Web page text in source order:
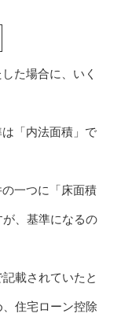
た場合に、いく
「内法面積」で
一つに「床面積
、基準になるの
載されていたと
住宅ローン控除